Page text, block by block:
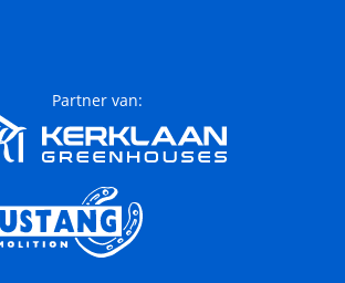
Partner van: